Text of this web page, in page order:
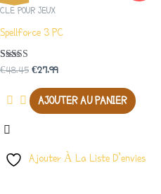
CLE POUR JEUX
Spellforce 3 PC
Note
€48.45
Initial
€48.45.
€27.99
€27.99.
AJOUTER AU PANIER
Ajouter À La Liste D’envies